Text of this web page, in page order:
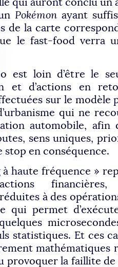
Pokémon ayant
de la carte
le fast-food verra
est loin d’être le
et d’actions en
sur le modèle
qui ne
automobile, afin
sens uniques,
stop en conséquence.
haute fréquence »
financières,
réduites à des
qui permet
statistiques. Et ces
mathématiques
provoquer la faillite